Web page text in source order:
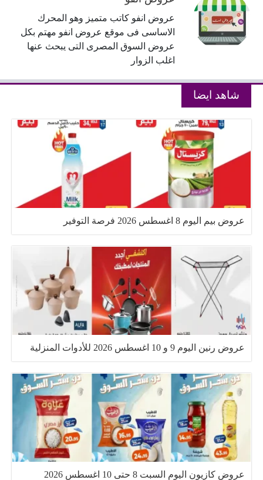
عروض انفو كاتب متميز وهو المحرك
الاساسى فى موقع عروض انفو مهتم بكل
عروض السوق المصرى التى يبحث عنها
اغلب الزوار
شاهد ايضا
عروض بيم اليوم 8 اغسطس 2026 فرصة التوفير
عروض رنين اليوم 9 و 10 اغسطس 2026 للأدوات المنزلية
عروض كازيون اليوم السبت 8 حتى 10 اغسطس 2026